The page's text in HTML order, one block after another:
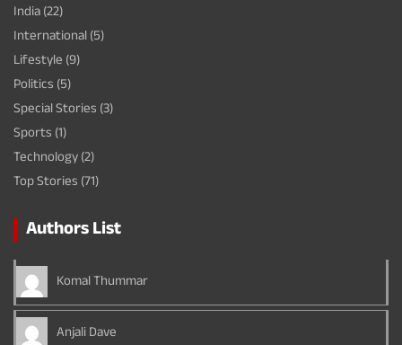
India(22)
International(5)
Lifestyle (9)
Politics (5)
Special Stories (3)
Sports (1)
Technology(2)
Top Stories (71)
Authors List
Komal Thummar
Anjali Dave